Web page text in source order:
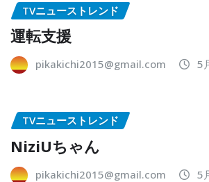
TVニューストレンド
運転支援
pikakichi2015@gmail.com 5
TVニューストレンド
NiziUちゃん
pikakichi2015@gmail.com 5